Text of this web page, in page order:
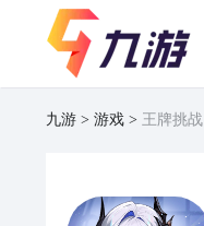
九游 游戏 王牌挑战